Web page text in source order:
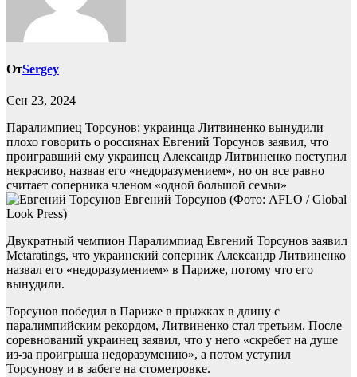
ОтSergey
Сен 23, 2024
Паралимпиец Торсунов: украинца Литвиненко вынудили
плохо говорить о россиянах Евгений Торсунов заявил, что
проигравший ему украинец Александр Литвиненко поступил
некрасиво, назвав его «недоразумением», но он все равно
считает соперника членом «одной большой семьи»
Евгений Торсунов (Фото: AFLO / Global
Look Press)
Двукратный чемпион Паралимпиад Евгений Торсунов заявил
Metaratings, что украинский соперник Александр Литвиненко
назвал его «недоразумением» в Париже, потому что его
вынудили.
Торсунов победил в Париже в прыжках в длину с
паралимпийским рекордом, Литвиненко стал третьим. После
соревнований украинец заявил, что у него «скребет на душе
из-за проигрыша недоразумению», а потом уступил
Торсунову и в забеге на стометровке.